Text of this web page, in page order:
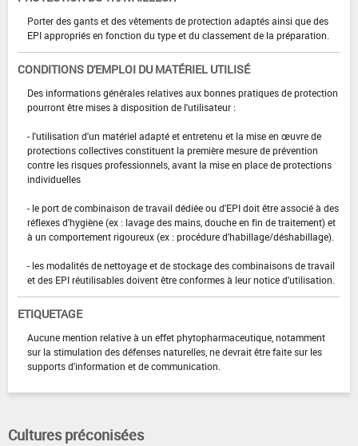
Porter des gants et des vêtements de protection adaptés ainsi que des
EPI appropriés en fonction du type et du classement de la préparation.
CONDITIONS D'EMPLOI DU MATÉRIEL UTILISÉ
Des informations générales relatives aux bonnes pratiques de protection
pourront être mises à disposition de l'utilisateur :
- l'utilisation d'un matériel adapté et entretenu et la mise en œuvre de
protections collectives constituent la première mesure de prévention
contre les risques professionnels, avant la mise en place de protections
individuelles
- le port de combinaison de travail dédiée ou d'EPI doit être associé à des
réflexes d'hygiène (ex : lavage des mains, douche en fin de traitement) et
à un comportement rigoureux (ex : procédure d'habillage/déshabillage).
- les modalités de nettoyage et de stockage des combinaisons de travail
et des EPI réutilisables doivent être conformes à leur notice d'utilisation.
ETIQUETAGE
Aucune mention relative à un effet phytopharmaceutique, notamment
sur la stimulation des défenses naturelles, ne devrait être faite sur les
supports d'information et de communication.
Cultures préconisées